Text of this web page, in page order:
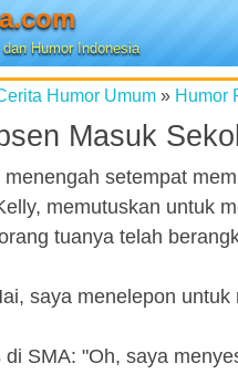
Humor Indonesia
Humor Umum » Humor
Masuk
menengah setempat
memutuskan untuk
tuanya telah
saya menelepon
di SMA: "Oh, saya